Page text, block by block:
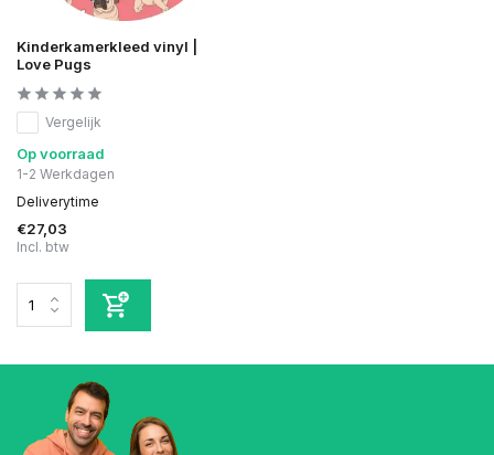
Kinderkamerkleed vinyl |
Love Pugs
Vergelijk
Op voorraad
1-2 Werkdagen
Deliverytime
€27,03
Incl. btw